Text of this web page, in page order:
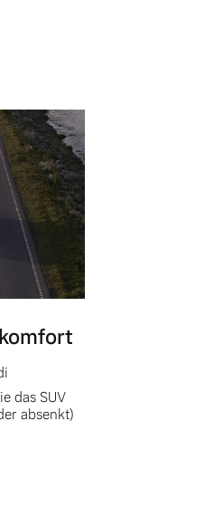
das SUV
absenkt)